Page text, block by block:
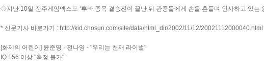
◇지난 10일 전주게임엑스포 ‘뿌바 종목 결승전이 끝난 뒤 관중들에게 손을 흔들며 인사하고 있는
* 신문기사 바로가기 : http://kid.chosun.com/site/data/html_dir/2002/11/12/20021112000040.html
[화제의 어린이] 윤준영 · 전나영 - "우리는 천재 라이벌"
IQ 156 이상 "측정 불가"